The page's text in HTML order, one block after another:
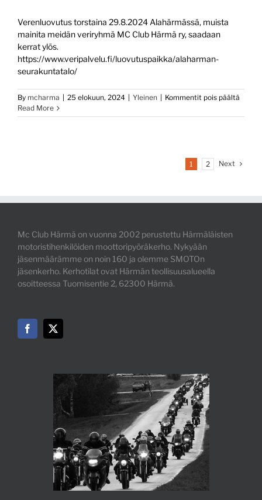
Verenluovutus torstaina 29.8.2024 Alahärmässä, muista
mainita meidän veriryhmä MC Club Härmä ry, saadaan
kerrat ylös.
https://www.veripalvelu.fi/luovutuspaikka/alaharman-
seurakuntatalo/
By mcharma 25 elokuun, 2024 Yleinen Kommentit pois päältä
Read More
1 2 Next
Mc Club Härmä on vuonna 2002 perustettu Härmäläisten
motoristihenkilöiden moottoripyöräkerho. Nykyään
jäsenmäärämme on noin 160 ja olemme SMOTOn
jäsenkerho. Kerhotilat ovat Härmän teollisuusalueella
osoitteessa Tuomisentie 2, 62300 Härmä.